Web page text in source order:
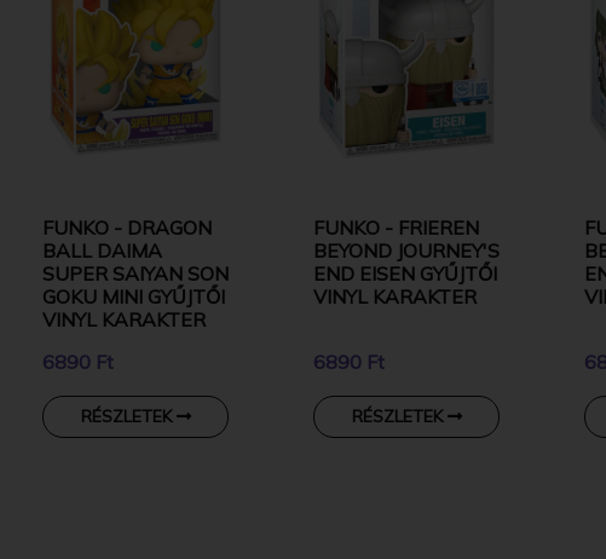
FUNKO - DRAGON
BALL DAIMA
SUPER SAIYAN SON
GOKU MINI GYŰJTŐI
VINYL KARAKTER
6890 Ft
RÉSZLETEK
FUNKO - FRIEREN
BEYOND JOURNEY'S
END EISEN GYŰJTŐI
VINYL KARAKTER
6890 Ft
RÉSZLETEK